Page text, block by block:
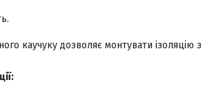
каучуку дозволяє монтувати